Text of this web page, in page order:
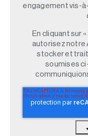
engagement vis-
En cliquant sur
autorisez notre
stocker et
soumises